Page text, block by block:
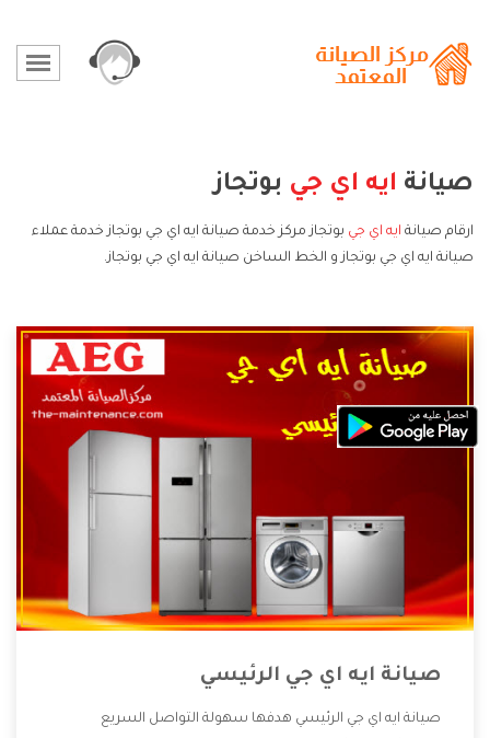
صيانة ايه اي جي بوتجاز
ارقام صيانة ايه اي جي بوتجاز مركز خدمة صيانة ايه اي جي بوتجاز خدمة عملاء
صيانة ايه اي جي بوتجاز و الخط الساخن صيانة ايه اي جي بوتجاز.
صيانة ايه اي جي الرئيسي
صيانة ايه اي جي الرئيسي هدفها سهولة التواصل السريع